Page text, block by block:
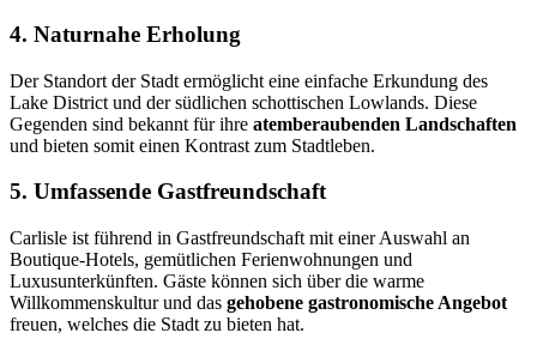
4. Naturnahe Erholung
Der Standort der Stadt ermöglicht eine einfache Erkundung des
Lake District und der südlichen schottischen Lowlands. Diese
Gegenden sind bekannt für ihre atemberaubenden Landschaften
und bieten somit einen Kontrast zum Stadtleben.
5. Umfassende Gastfreundschaft
Carlisle ist führend in Gastfreundschaft mit einer Auswahl an
Boutique-Hotels, gemütlichen Ferienwohnungen und
Luxusunterkünften. Gäste können sich über die warme
Willkommenskultur und das gehobene gastronomische Angebot
freuen, welches die Stadt zu bieten hat.